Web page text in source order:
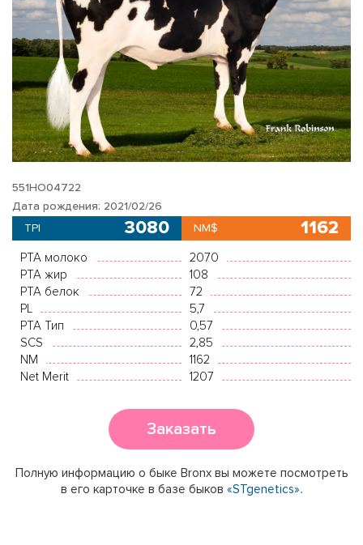
551HO04722
Дата рождения: 2021/02/26
TPI
3080 NM$ 1162
PTA молоко
2070
PTA жир
108
PTA белок
72
PL
5,7
PTA Тип
0,57
SCS
2,85
NM
1162
Net Merit
1207
Заказать
Полную информацию о быке Bronx вы можете посмотреть
в его карточке в базе быков «STgenetics».